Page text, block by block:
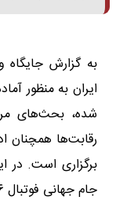
به گزارش جایگاه
شده، بحث‌های
رقابت‌ها همچنان
برگزاری است. در